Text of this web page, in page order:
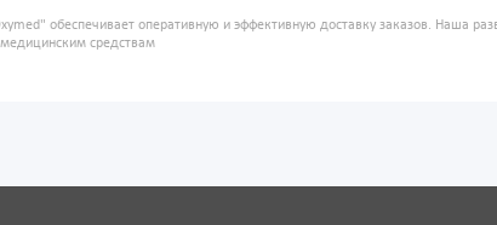
обеспечивает оперативную и эффективную доставку заказов. Наша
средствам